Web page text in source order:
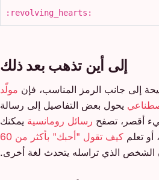
:revolving_hearts:
إلى أين تذهب بعد ذلك
إلى جانب الرمز المناسب، فإن مولّد
يحول بعض التفاصيل إلى رسالة
أقصر، تصفح رسائل رومانسية يمكنك
تعلم
كيف تقول "أحبك" بأكثر من 60
الشخص الذي تراسله يتحدث لغة أخرى.